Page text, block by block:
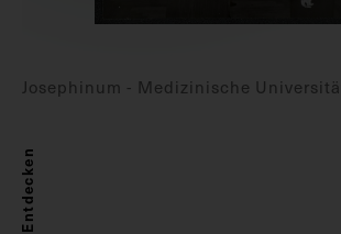
Josephinum - Medizinische
Entdecken